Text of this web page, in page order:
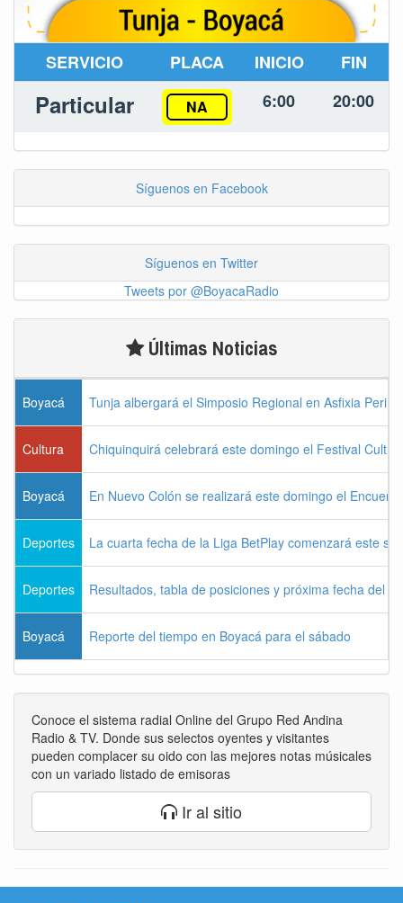
SERVICIO PLACA INICIO FIN
Particular NA 6:00 20:00
Síguenos en Facebook
Síguenos en Twitter
Tweets por @BoyacaRadio
Últimas Noticias
Boyacá Tunja albergará el Simposio Regional en Asfixia
Cultura Chiquinquirá celebrará este domingo el Festival
Boyacá En Nuevo Colón se realizará este domingo el
Deportes La cuarta fecha de la Liga BetPlay comenzará este
Deportes Resultados, tabla de posiciones y próxima fecha del
Boyacá Reporte del tiempo en Boyacá para el sábado
Conoce el sistema radial Online del Grupo Red Andina
Radio & TV. Donde sus selectos oyentes y visitantes
pueden complacer su oido con las mejores notas músicales
con un variado listado de emisoras
Ir al sitio